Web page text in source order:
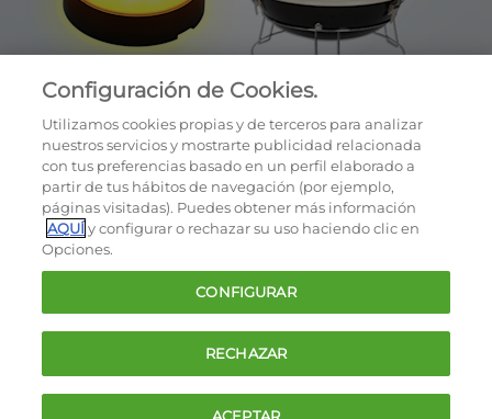
Cookies
Política de privacidad
Términos y condiciones de la oferta
Contacto
FAQ
Configuración de Cookies.
Utilizamos cookies propias y de terceros para analizar
nuestros servicios y mostrarte publicidad relacionada
con tus preferencias basado en un perfil elaborado a
partir de tus hábitos de navegación (por ejemplo,
páginas visitadas). Puedes obtener más información
AQUÍy configurar o rechazar su uso haciendo clic en
Opciones.
CONFIGURAR
RECHAZAR